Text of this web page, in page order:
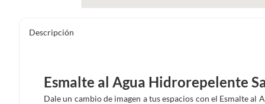
Descripción
Esmalte al Agua Hidrorepelente
Dale un cambio de imagen a tus espacios con el Esmalte